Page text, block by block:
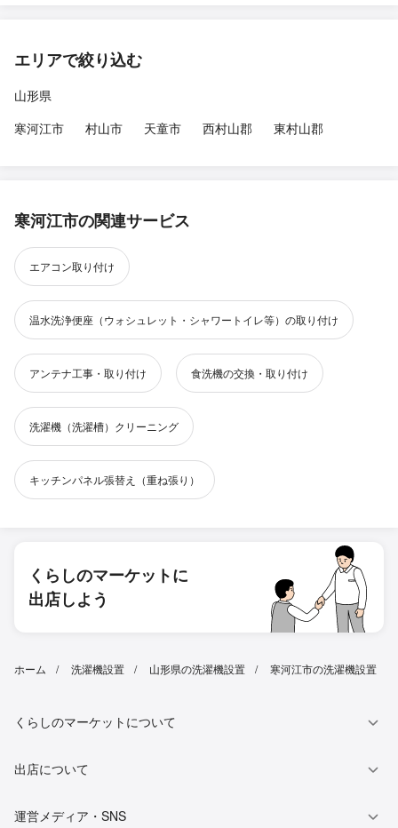
エリアで絞り込む
山形県
寒河江市
村山市 天童市 西村山郡 東村山郡
寒河江市の関連サービス
エアコン取り付け
温水洗浄便座（ウォシュレット・シャワートイレ等）の取り付け
アンテナ工事・取り付け 食洗機の交換・取り付け
洗濯機（洗濯槽）クリーニング
キッチンパネル張替え（重ね張り）
くらしのマーケットに
出店しよう
ホーム 洗濯機設置 山形県の洗濯機設置 寒河江市の洗濯機設置
くらしのマーケットについて
出店について
運営メディア・SNS